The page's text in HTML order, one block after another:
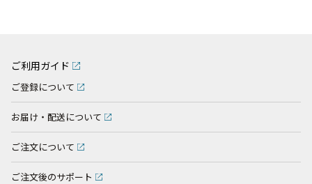
ご利用ガイド
ご登録について
お届け・配送について
ご注文について
ご注文後のサポート